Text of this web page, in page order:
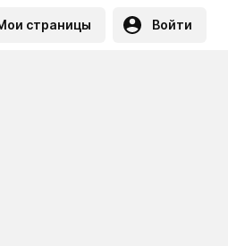
страницы Войти